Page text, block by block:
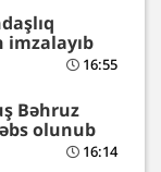
imzalayıb
16:55
Bəhruz
olunub
16:14